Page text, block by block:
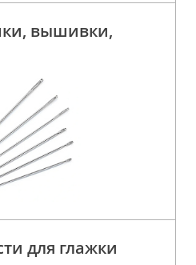
вышивки,
для глажки